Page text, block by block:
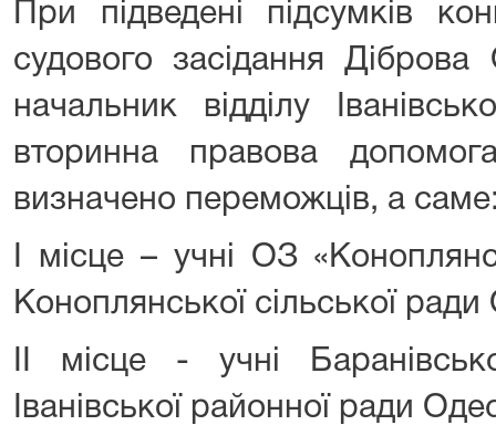
При підведені підсумків
судового засідання
начальник відділу
вторинна правова
визначено переможців, а
І місце – учні ОЗ
Коноплянської сільської ради
ІІ місце - учні
Іванівської районної ради